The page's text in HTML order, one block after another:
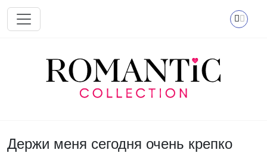
Перейти к основному содержанию
Держи меня сегодня очень крепко